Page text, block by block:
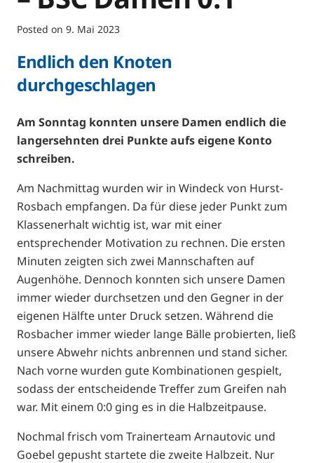
Posted on 9. Mai 2023
Endlich den Knoten
durchgeschlagen
Am Sonntag konnten unsere Damen endlich die
langersehnten drei Punkte aufs eigene Konto
schreiben.
Am Nachmittag wurden wir in Windeck von Hurst-
Rosbach empfangen. Da für diese jeder Punkt zum
Klassenerhalt wichtig ist, war mit einer
entsprechender Motivation zu rechnen. Die ersten
Minuten zeigten sich zwei Mannschaften auf
Augenhöhe. Dennoch konnten sich unsere Damen
immer wieder durchsetzen und den Gegner in der
eigenen Hälfte unter Druck setzen. Während die
Rosbacher immer wieder lange Bälle probierten, ließ
unsere Abwehr nichts anbrennen und stand sicher.
Nach vorne wurden gute Kombinationen gespielt,
sodass der entscheidende Treffer zum Greifen nah
war. Mit einem 0:0 ging es in die Halbzeitpause.
Nochmal frisch vom Trainerteam Arnautovic und
Goebel gepusht startete die zweite Halbzeit. Nur